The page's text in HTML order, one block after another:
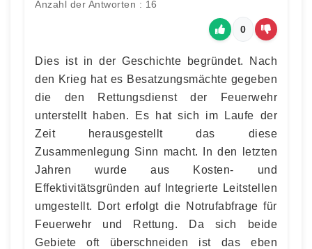
Anzahl der Antworten : 16
0
Dies ist in der Geschichte begründet. Nach
den Krieg hat es Besatzungsmächte gegeben
die den Rettungsdienst der Feuerwehr
unterstellt haben. Es hat sich im Laufe der
Zeit herausgestellt das diese
Zusammenlegung Sinn macht. In den letzten
Jahren wurde aus Kosten- und
Effektivitätsgründen auf Integrierte Leitstellen
umgestellt. Dort erfolgt die Notrufabfrage für
Feuerwehr und Rettung. Da sich beide
Gebiete oft überschneiden ist das eben